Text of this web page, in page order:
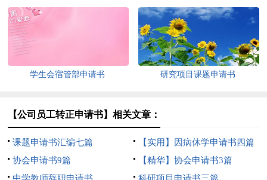
学生会宿管部申请书 研究项目课题申请书
【公司员工转正申请书】相关文章：
课题申请书汇编七篇
【实用】因病休学申请书四篇
协会申请书9篇
【精华】协会申请书3篇
中学教师辞职申请书
科研项目申请书三篇